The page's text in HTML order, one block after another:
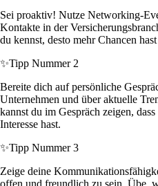
Sei proaktiv! Nutze Networking-
Kontakte in der
du kennst, desto mehr Chancen
✨Tipp Nummer 2
Bereite dich auf persönliche
Unternehmen und über aktuelle
kannst du im Gespräch zeigen,
Interesse hast.
✨Tipp Nummer 3
Zeige deine